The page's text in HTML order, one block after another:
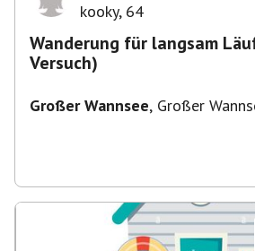
kooky, 64
Wanderung für langsam
Versuch)
Großer Wannsee, Großer